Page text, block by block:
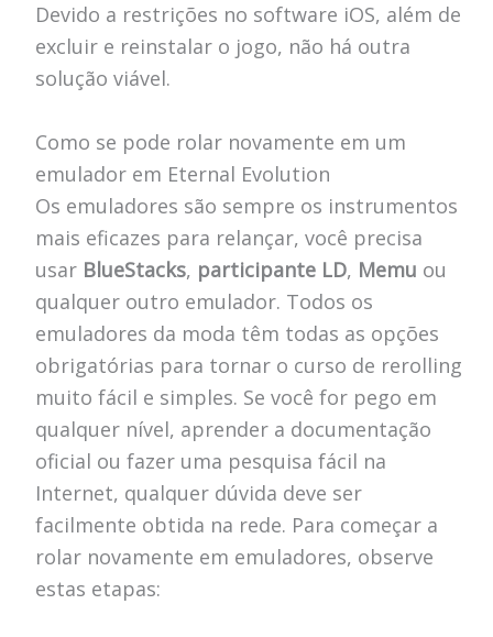
Devido a restrições no software iOS, além de
excluir e reinstalar o jogo, não há outra
solução viável.
Como se pode rolar novamente em um
emulador em Eternal Evolution
Os emuladores são sempre os instrumentos
mais eficazes para relançar, você precisa
usar BlueStacks, participante LD, Memu ou
qualquer outro emulador. Todos os
emuladores da moda têm todas as opções
obrigatórias para tornar o curso de rerolling
muito fácil e simples. Se você for pego em
qualquer nível, aprender a documentação
oficial ou fazer uma pesquisa fácil na
Internet, qualquer dúvida deve ser
facilmente obtida na rede. Para começar a
rolar novamente em emuladores, observe
estas etapas: